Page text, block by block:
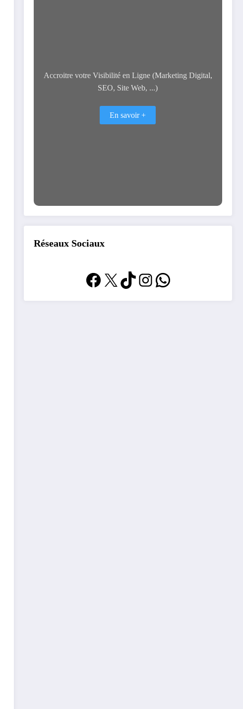
Accroitre votre Visibilité en Ligne (Marketing Digital,
SEO, Site Web, ...)
En savoir +
Réseaux Sociaux
Facebook
X TikTok
Instagram
WhatsApp